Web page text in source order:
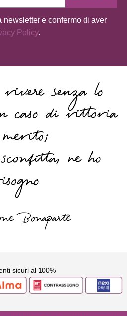
newsletter e confermo di aver
Policy.
senza lo
caso di vittoria
ne ho
Bonaparte
sicuri al 100%